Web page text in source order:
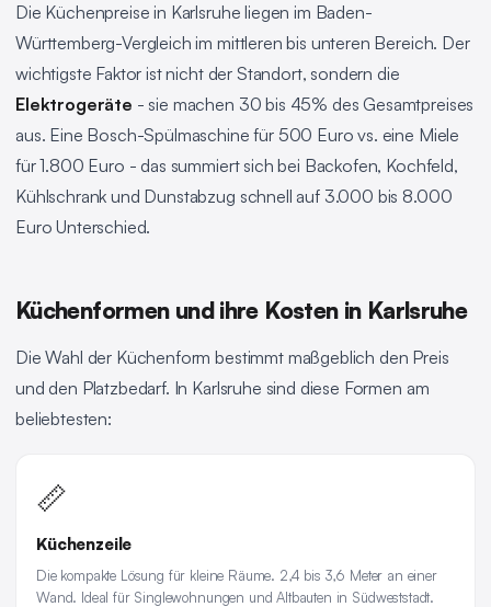
Die Küchenpreise in Karlsruhe liegen im Baden-
Württemberg-Vergleich im mittleren bis unteren Bereich. Der
wichtigste Faktor ist nicht der Standort, sondern die
Elektrogeräte - sie machen 30 bis 45% des Gesamtpreises
aus. Eine Bosch-Spülmaschine für 500 Euro vs. eine Miele
für 1.800 Euro - das summiert sich bei Backofen, Kochfeld,
Kühlschrank und Dunstabzug schnell auf 3.000 bis 8.000
Euro Unterschied.
Küchenformen und ihre Kosten in Karlsruhe
Die Wahl der Küchenform bestimmt maßgeblich den Preis
und den Platzbedarf. In Karlsruhe sind diese Formen am
beliebtesten:
📏
Küchenzeile
Die kompakte Lösung für kleine Räume. 2,4 bis 3,6 Meter an einer
Wand. Ideal für Singlewohnungen und Altbauten in Südweststadt.